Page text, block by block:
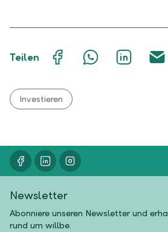
Teilen
Facebook WhatsAppLinkedIn
Investieren
Newsletter
Abonniere unseren Newsletter und
rund um willbe.